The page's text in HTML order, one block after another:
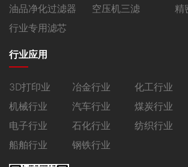
油品净化过滤器
空压机三滤
精
行业专用滤芯
行业应用
3D打印业 冶金行业 化工行业
机械行业
汽车行业 煤炭行业
电子行业
石化行业 纺织行业
船舶行业
钢铁行业